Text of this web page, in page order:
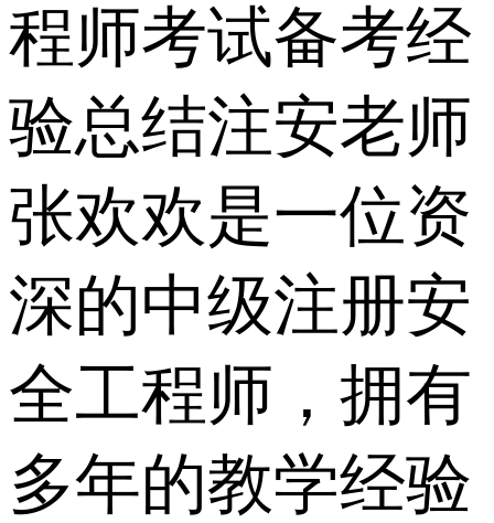
程师考试备考经
验总结注安老师
张欢欢是一位资
深的中级注册安
全工程师，拥有
多年的教学经验